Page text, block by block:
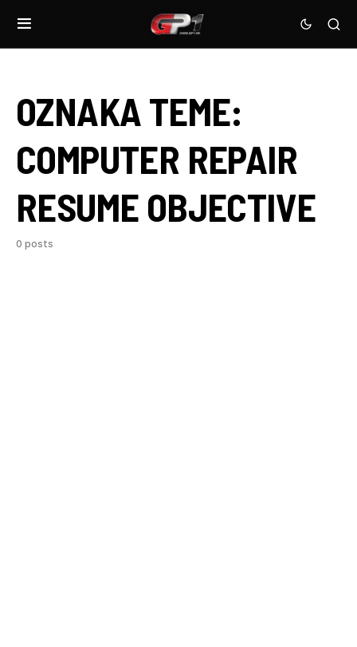
OZNAKA TEME:
COMPUTER REPAIR
RESUME OBJECTIVE
0 posts